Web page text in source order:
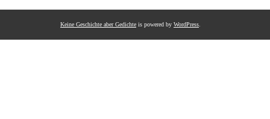
Keine Geschichte aber Gedichte is powered by WordPress